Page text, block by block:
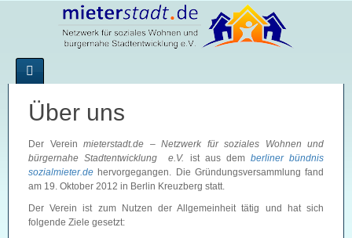
Über uns
Der Verein mieterstadt.de – Netzwerk für soziales Wohnen und
bürgernahe Stadtentwicklung
e.V. ist aus dem berliner bündnis
sozialmieter.de hervorgegangen. Die Gründungsversammlung fand
am 19. Oktober 2012 in Berlin Kreuzberg statt.
Der Verein ist zum Nutzen der Allgemeinheit tätig und hat sich
folgende Ziele gesetzt: